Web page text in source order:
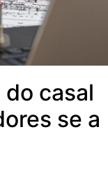
casal
se a